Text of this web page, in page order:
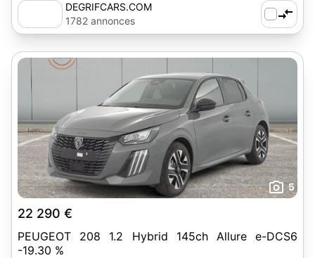
DEGRIFCARS.COM
1782 annonces
5
22 290 €
PEUGEOT 208 1.2 Hybrid 145ch Allure e-DCS6
-19.30 %